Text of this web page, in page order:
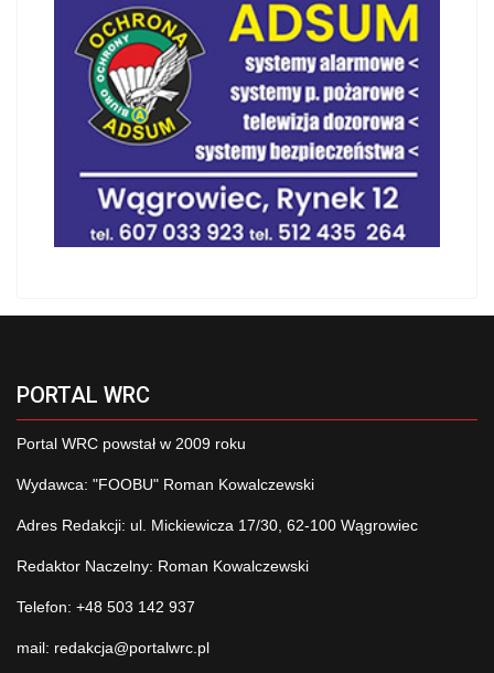
PORTAL WRC
Portal WRC powstał w 2009 roku
Wydawca: "FOOBU" Roman Kowalczewski
Adres Redakcji: ul. Mickiewicza 17/30, 62-100 Wągrowiec
Redaktor Naczelny: Roman Kowalczewski
Telefon: +48 503 142 937
mail: redakcja@portalwrc.pl